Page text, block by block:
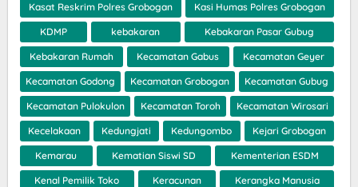
Kasat Reskrim Polres Grobogan Kasi Humas Polres Grobogan
KDMP kebakaran Kebakaran Pasar Gubug
Kebakaran Rumah Kecamatan Gabus Kecamatan Geyer
Kecamatan Godong Kecamatan Grobogan Kecamatan Gubug
Kecamatan Pulokulon Kecamatan Toroh Kecamatan Wirosari
Kecelakaan Kedungjati Kedungombo Kejari Grobogan
Kemarau Kematian Siswi SD Kementerian ESDM
Kenal Pemilik Toko Keracunan Kerangka Manusia